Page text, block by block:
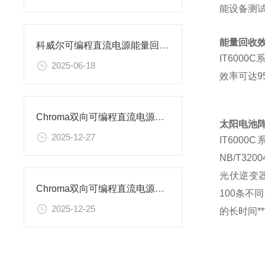
科威尔可编程直流电源能量回收效率高的原因
2025-06-18
Chroma双向可编程直流电源产品特征详解
2025-12-27
Chroma双向可编程直流电源使用要求有哪些？
2025-12-25
能设备测
能量回收
IT6000C
效率可达
太阳电池
IT6000C
NB/
光伏逆变
100条不
的长时间